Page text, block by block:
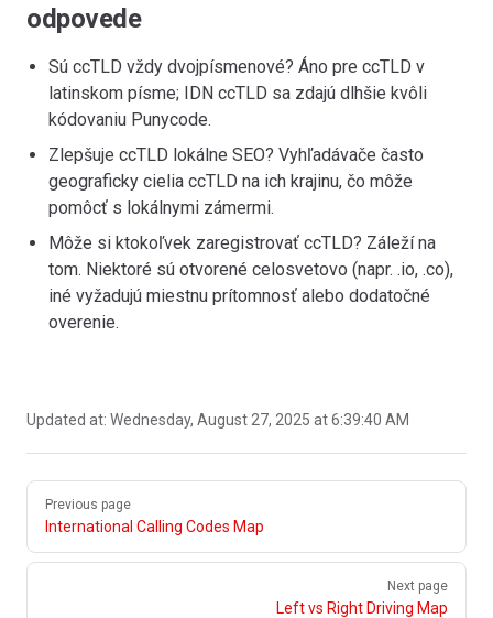
odpovede
Sú ccTLD vždy dvojpísmenové? Áno pre ccTLD v
latinskom písme; IDN ccTLD sa zdajú dlhšie kvôli
kódovaniu Punycode.
Zlepšuje ccTLD lokálne SEO? Vyhľadávače často
geograficky cielia ccTLD na ich krajinu, čo môže
pomôcť s lokálnymi zámermi.
Môže si ktokoľvek zaregistrovať ccTLD? Záleží na
tom. Niektoré sú otvorené celosvetovo (napr. .io, .co),
iné vyžadujú miestnu prítomnosť alebo dodatočné
overenie.
Updated at: Wednesday, August 27, 2025 at 6:39:40 AM
Pager
Previous page
International Calling Codes Map
Next page
Left vs Right Driving Map